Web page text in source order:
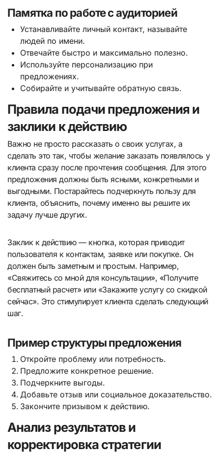
Памятка по работе с аудиторией
Устанавливайте личный контакт, называйте
людей по имени.
Отвечайте быстро и максимально полезно.
Используйте персонализацию при
предложениях.
Собирайте и учитывайте обратную связь.
Правила подачи предложения и
заклики к действию
Важно не просто рассказать о своих услугах, а
сделать это так, чтобы желание заказать появлялось у
клиента сразу после прочтения сообщения. Для этого
предложения должны быть ясными, конкретными и
выгодными. Постарайтесь подчеркнуть пользу для
клиента, объяснить, почему именно вы решите их
задачу лучше других.
Заклик к действию — кнопка, которая приводит
пользователя к контактам, заявке или покупке. Он
должен быть заметным и простым. Например,
«Свяжитесь со мной для консультации», «Получите
бесплатный расчет» или «Закажите услугу со скидкой
сейчас». Это стимулирует клиента сделать следующий
шаг.
Пример структуры предложения
Откройте проблему или потребность.
Предложите конкретное решение.
Подчеркните выгоды.
Добавьте отзыв или социальное доказательство.
Закончите призывом к действию.
Анализ результатов и
корректировка стратегии